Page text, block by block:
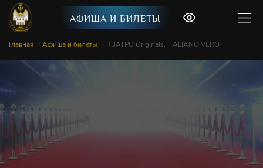
АФИША И БИЛЕТЫ
Главная Афиша и билеты КВАТРО Originals. ITALIANO VERO